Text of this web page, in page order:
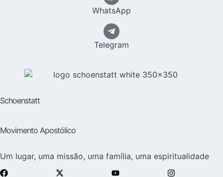
WhatsApp
Telegram
Schoenstatt
Movimento Apostólico
Um lugar, uma missão, uma família, uma espiritualidade